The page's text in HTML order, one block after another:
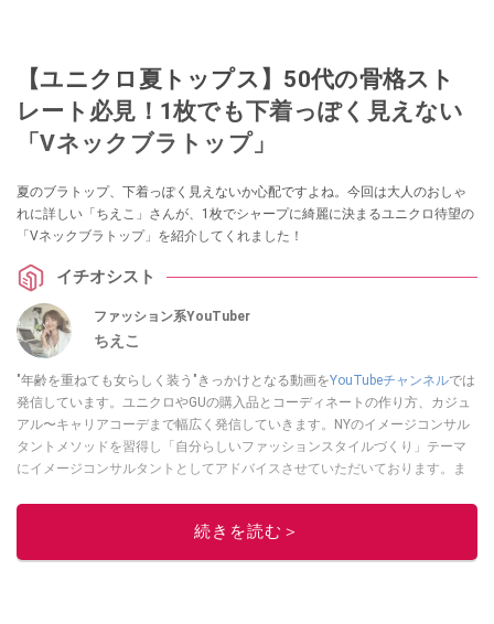
【ユニクロ夏トップス】50代の骨格スト
レート必見！1枚でも下着っぽく見えない
「Vネックブラトップ」
夏のブラトップ、下着っぽく見えないか心配ですよね。今回は大人のおしゃ
れに詳しい「ちえこ」さんが、1枚でシャープに綺麗に決まるユニクロ待望の
「Vネックブラトップ」を紹介してくれました！
イチオシスト
ファッション系YouTuber
ちえこ
"年齢を重ねても女らしく装う"きっかけとなる動画をYouTubeチャンネルでは
発信しています。ユニクロやGUの購入品とコーディネートの作り方、カジュ
アル〜キャリアコーデまで幅広く発信していきます。NYのイメージコンサル
タントメソッドを習得し「自分らしいファッションスタイルづくり」テーマ
にイメージコンサルタントとしてアドバイスさせていただいております。ま
積み上げ続けている外資系企業のコンサルタント（25年以上のキャリア）か
続きを読む＞